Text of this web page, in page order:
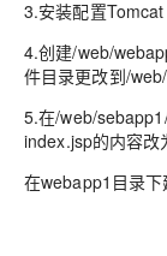
3.安装配置Tomcat
4.创建/web/
件目录更改到/
5.在/web/
index.jsp的内容改
在webapp1目录